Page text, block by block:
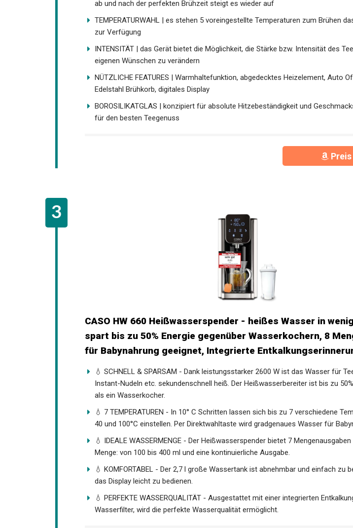
ab und nach der perfekten Brühzeit steigt es wieder auf
TEMPERATURWAHL | es stehen 5 voreingestellte Temperaturen zum Brühen
zur Verfügung
INTENSITÄT | das Gerät bietet die Möglichkeit, die Stärke bzw. Intensität des
eigenen Wünschen zu verändern
NÜTZLICHE FEATURES | Warmhaltefunktion, abgedecktes Heizelement, Auto
Edelstahl Brühkorb, digitales Display
BOROSILIKATGLAS | konzipiert für absolute Hitzebeständigkeit und
für den besten Teegenuss
CASO HW 660 Heißwasserspender - heißes Wasser in
spart bis zu 50% Energie gegenüber Wasserkochern, 8
für Babynahrung geeignet, Integrierte
💧 SCHNELL & SPARSAM - Dank leistungsstarker 2600 W ist das Wasser für
Instant-Nudeln etc. sekundenschnell heiß. Der Heißwasserbereiter ist bis zu
als ein Wasserkocher.
💧 7 TEMPERATUREN - In 10° C Schritten lassen sich bis zu 7 verschiedene
40 und 100°C einstellen. Per Direktwahltaste wird gradgenaues Wasser für
💧 IDEALE WASSERMENGE - Der Heißwasserspender bietet 7
Menge: von 100 bis 400 ml und eine kontinuierliche Ausgabe.
💧 KOMFORTABEL - Der 2,7 l große Wassertank ist abnehmbar und einfach zu
das Display leicht zu bedienen.
💧 PERFEKTE WASSERQUALITÄT - Ausgestattet mit einer integrierten
Wasserfilter, wird die perfekte Wasserqualität ermöglicht.